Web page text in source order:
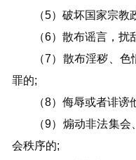
（5）破坏国家宗
（6）散布谣言，
（7）散布淫秽、
罪的;
（8）侮辱或者诽
（9）煽动非法集
会秩序的;